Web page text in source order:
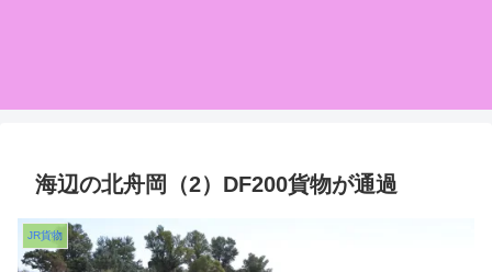
海辺の北舟岡（2）DF200貨物が通過
JR貨物